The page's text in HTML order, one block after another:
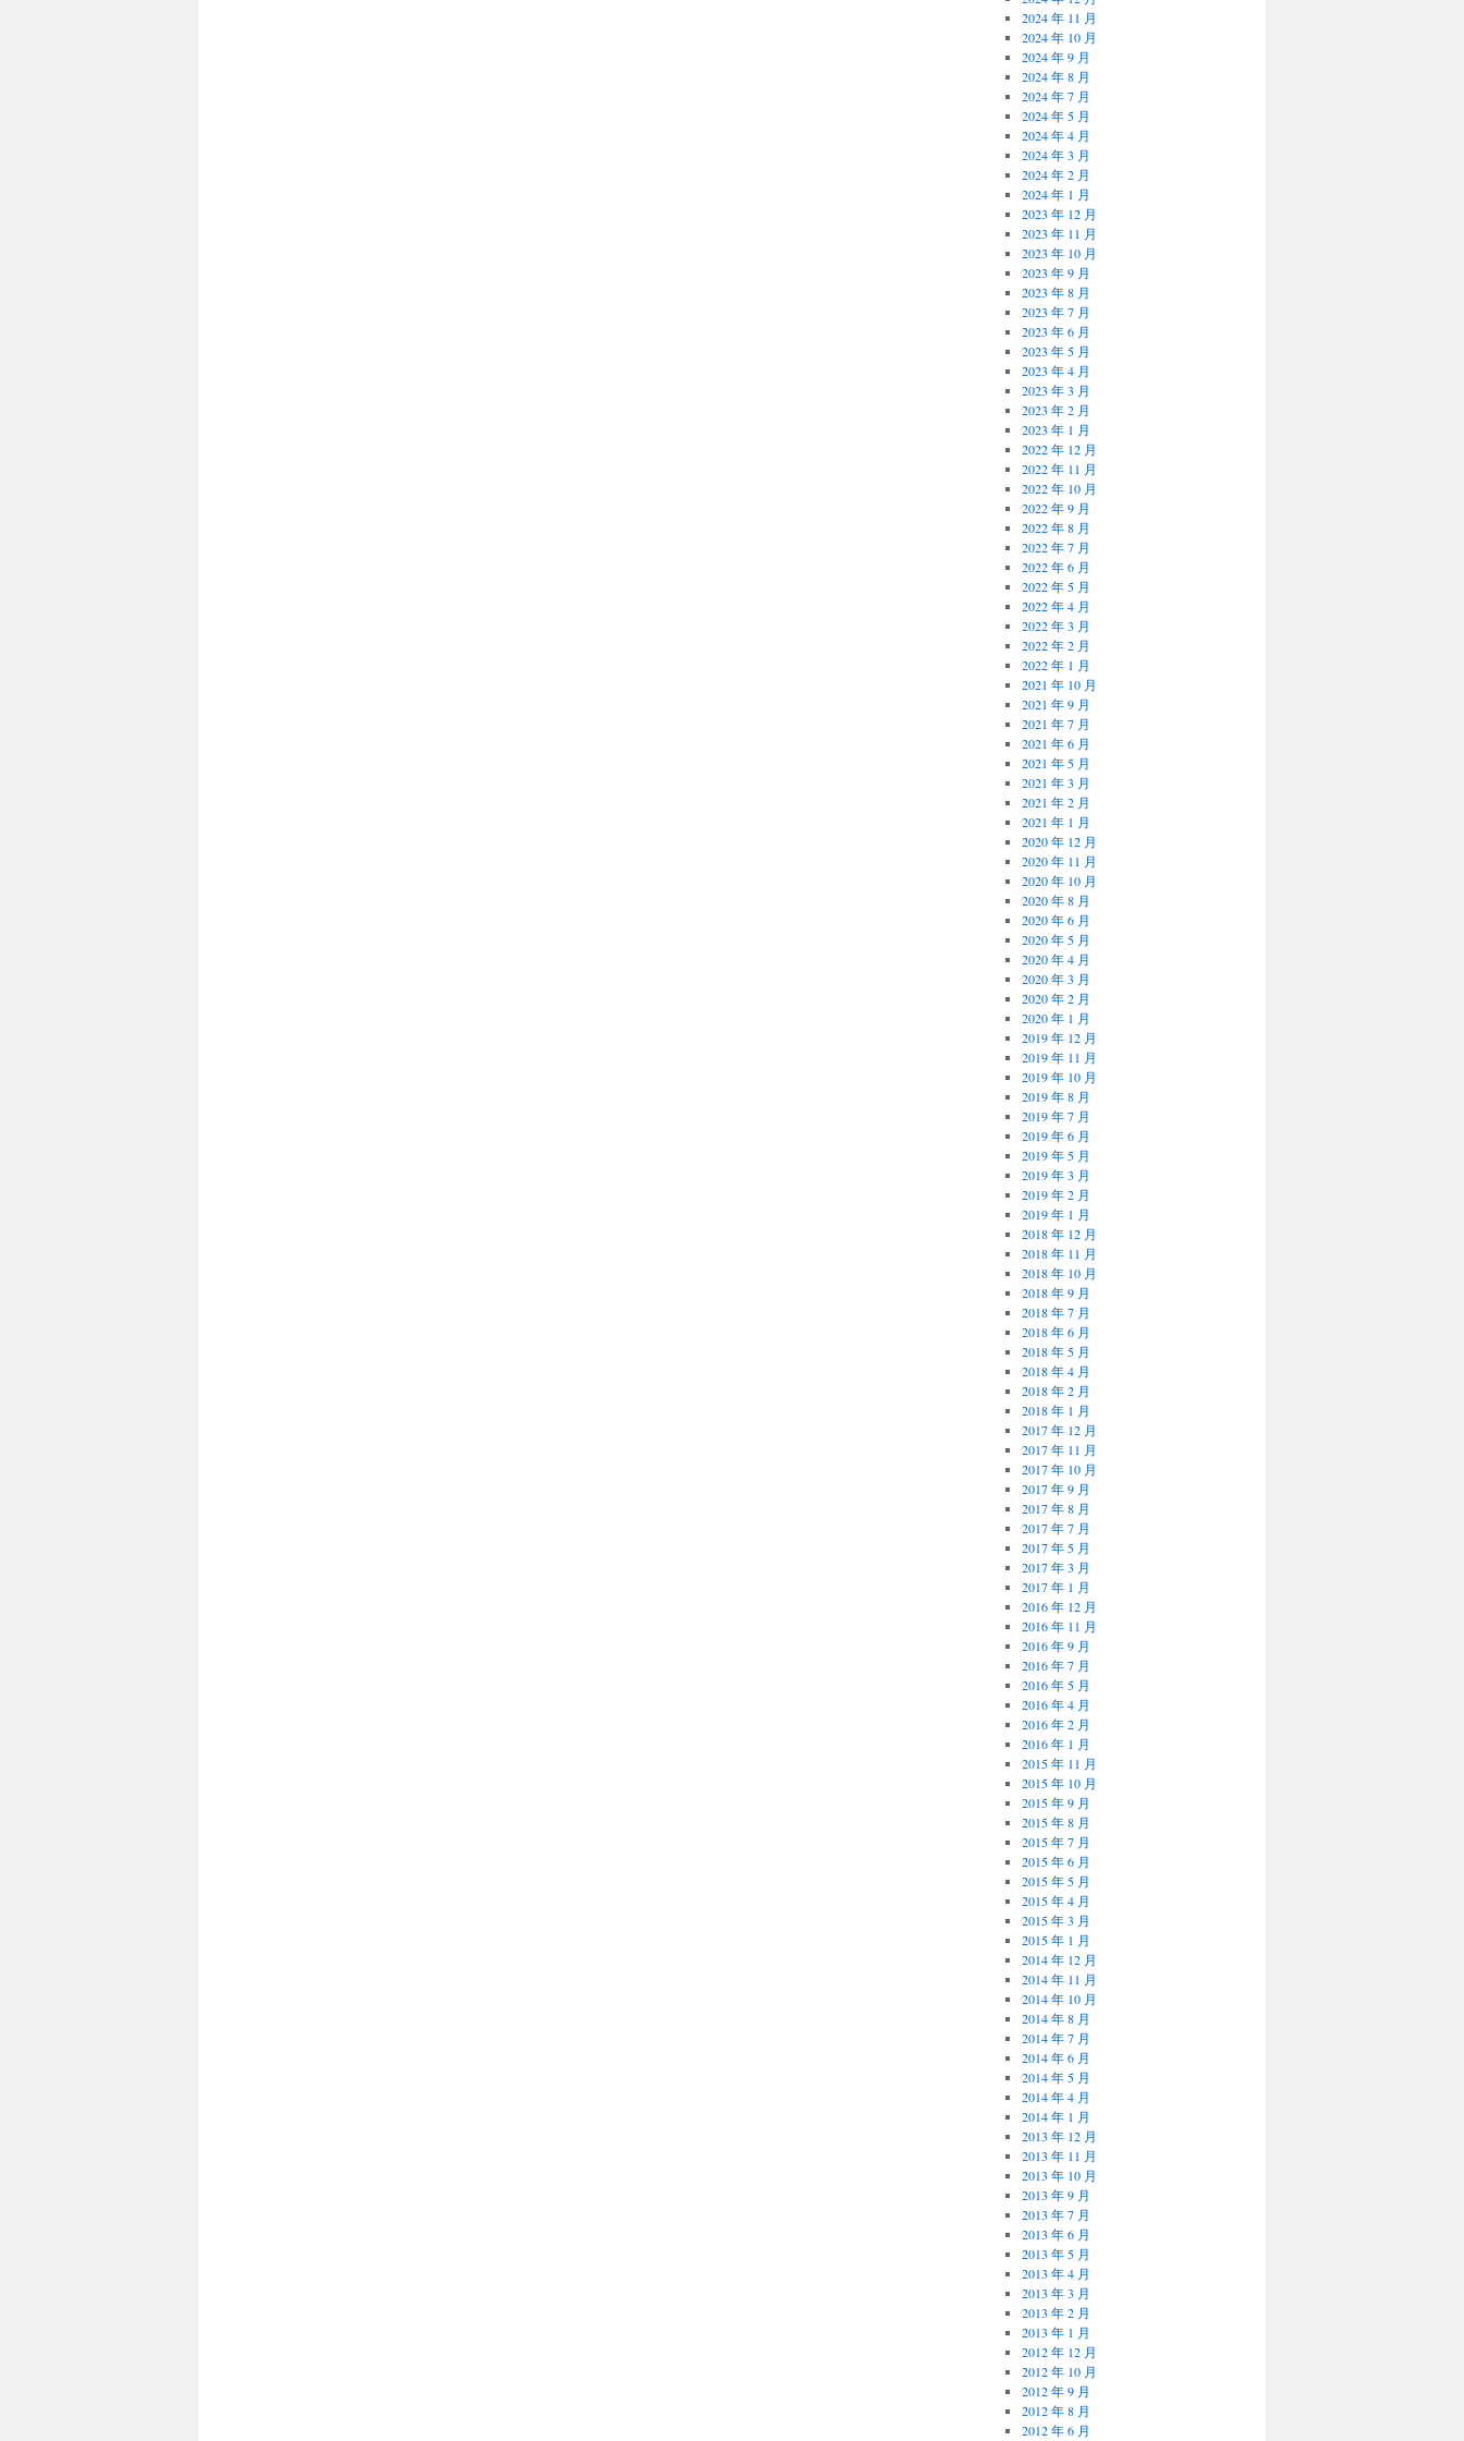
2024 年 11 月
2024 年 10 月
2024 年 9 月
2024 年 8 月
2024 年 7 月
2024 年 5 月
2024 年 4 月
2024 年 3 月
2024 年 2 月
2024 年 1 月
2023 年 12 月
2023 年 11 月
2023 年 10 月
2023 年 9 月
2023 年 8 月
2023 年 7 月
2023 年 6 月
2023 年 5 月
2023 年 4 月
2023 年 3 月
2023 年 2 月
2023 年 1 月
2022 年 12 月
2022 年 11 月
2022 年 10 月
2022 年 9 月
2022 年 8 月
2022 年 7 月
2022 年 6 月
2022 年 5 月
2022 年 4 月
2022 年 3 月
2022 年 2 月
2022 年 1 月
2021 年 10 月
2021 年 9 月
2021 年 7 月
2021 年 6 月
2021 年 5 月
2021 年 3 月
2021 年 2 月
2021 年 1 月
2020 年 12 月
2020 年 11 月
2020 年 10 月
2020 年 8 月
2020 年 6 月
2020 年 5 月
2020 年 4 月
2020 年 3 月
2020 年 2 月
2020 年 1 月
2019 年 12 月
2019 年 11 月
2019 年 10 月
2019 年 8 月
2019 年 7 月
2019 年 6 月
2019 年 5 月
2019 年 3 月
2019 年 2 月
2019 年 1 月
2018 年 12 月
2018 年 11 月
2018 年 10 月
2018 年 9 月
2018 年 7 月
2018 年 6 月
2018 年 5 月
2018 年 4 月
2018 年 2 月
2018 年 1 月
2017 年 12 月
2017 年 11 月
2017 年 10 月
2017 年 9 月
2017 年 8 月
2017 年 7 月
2017 年 5 月
2017 年 3 月
2017 年 1 月
2016 年 12 月
2016 年 11 月
2016 年 9 月
2016 年 7 月
2016 年 5 月
2016 年 4 月
2016 年 2 月
2016 年 1 月
2015 年 11 月
2015 年 10 月
2015 年 9 月
2015 年 8 月
2015 年 7 月
2015 年 6 月
2015 年 5 月
2015 年 4 月
2015 年 3 月
2015 年 1 月
2014 年 12 月
2014 年 11 月
2014 年 10 月
2014 年 8 月
2014 年 7 月
2014 年 6 月
2014 年 5 月
2014 年 4 月
2014 年 1 月
2013 年 12 月
2013 年 11 月
2013 年 10 月
2013 年 9 月
2013 年 7 月
2013 年 6 月
2013 年 5 月
2013 年 4 月
2013 年 3 月
2013 年 2 月
2013 年 1 月
2012 年 12 月
2012 年 10 月
2012 年 9 月
2012 年 8 月
2012 年 6 月